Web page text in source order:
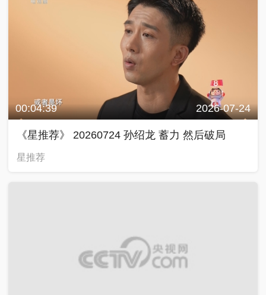
00:04:39 2026-07-24
《星推荐》 20260724 孙绍龙 蓄力 然后破局
星推荐